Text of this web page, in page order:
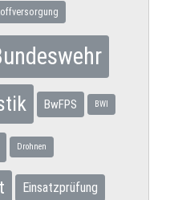
BwFPS BWI
Drohnen
Einsatzprüfung